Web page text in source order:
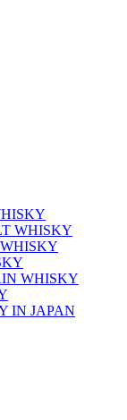
WHISKY
WHISKY
IN JAPAN